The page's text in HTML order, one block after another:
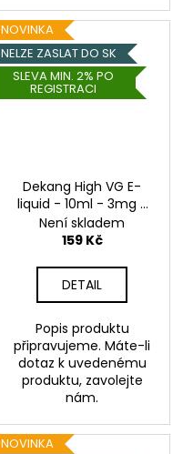
NOVINKA
NELZE ZASLAT DO SK
SLEVA MIN. 2% PO
REGISTRACI
Dekang High VG E-
liquid - 10ml - 3mg -
Shaking Cherry
(Koktejlová třešeň)
Není skladem
159 Kč
DETAIL
Popis produktu
připravujeme. Máte-li
dotaz k uvedenému
produktu, zavolejte
nám.
NOVINKA